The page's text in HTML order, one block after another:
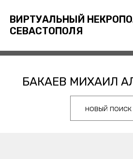
ВИРТУАЛЬНЫЙ
СЕВАСТОПОЛЯ
БАКАЕВ МИХАИЛ
новый поиск